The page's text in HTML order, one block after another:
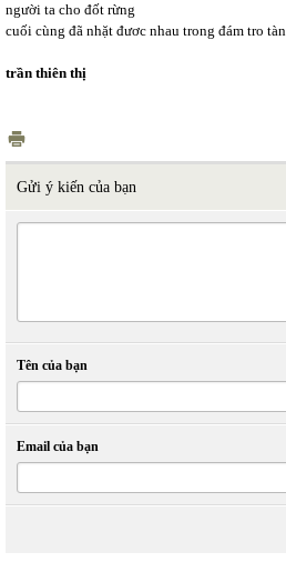
người ta cho đốt rừng
cuối cùng đã nhặt đươc nhau trong đám tro tàn
trần thiên thị
Gửi ý kiến của bạn
Tên của bạn
Email của bạn